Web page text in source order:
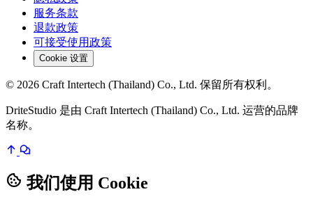
服务条款
退款政策
可接受使用政策
Cookie 设置
© 2026 Craft Intertech (Thailand) Co., Ltd. 保留所有权利。
DriteStudio 是由 Craft Intertech (Thailand) Co., Ltd. 运营的品牌
名称。
我们使用 Cookie